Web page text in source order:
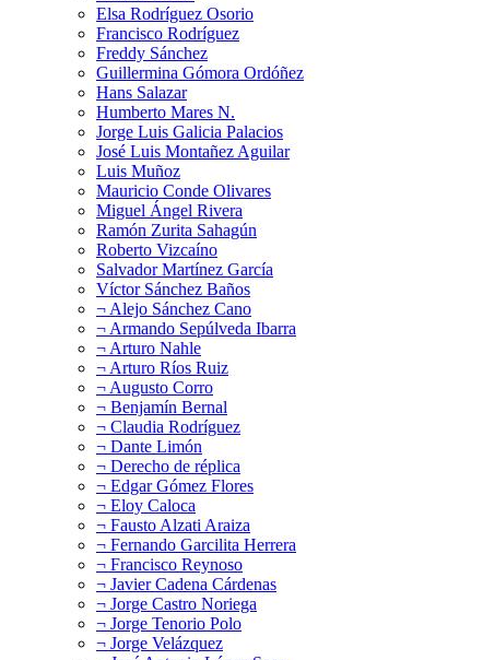
Elsa Rodríguez Osorio
Francisco Rodríguez
Freddy Sánchez
Guillermina Gómora Ordóñez
Hans Salazar
Humberto Mares N.
Jorge Luis Galicia Palacios
José Luis Montañez Aguilar
Luis Muñoz
Mauricio Conde Olivares
Miguel Ángel Rivera
Ramón Zurita Sahagún
Roberto Vizcaíno
Salvador Martínez García
Víctor Sánchez Baños
¬ Alejo Sánchez Cano
¬ Armando Sepúlveda Ibarra
¬ Arturo Nahle
¬ Arturo Ríos Ruiz
¬ Augusto Corro
¬ Benjamín Bernal
¬ Claudia Rodríguez
¬ Dante Limón
¬ Derecho de réplica
¬ Edgar Gómez Flores
¬ Eloy Caloca
¬ Fausto Alzati Araiza
¬ Fernando Garcilita Herrera
¬ Francisco Reynoso
¬ Javier Cadena Cárdenas
¬ Jorge Castro Noriega
¬ Jorge Tenorio Polo
¬ Jorge Velázquez